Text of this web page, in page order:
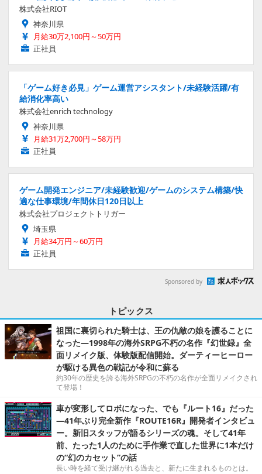
株式会社RIOT
神奈川県
月給30万2,100円～50万円
正社員
「ゲーム好き必見」ゲーム運営アシスタント/未経験活躍/有
給消化率高い
株式会社enrich technology
神奈川県
月給31万2,700円～58万円
正社員
ゲーム開発エンジニア/未経験歓迎/ゲームのシステム構築/快
適な仕事環境/年間休日120日以上
株式会社プロジェクトトリガー
埼玉県
月給34万円～60万円
正社員
Sponsored by
トピックス
祖国に裏切られた騎士は、王の仇敵の娘を護ることに
なった―1998年の海外SRPG不朽の名作『幻世録』全
面リメイク版、体験版配信開始。ダーティーヒーロー
が駆ける異色の戦記が令和に蘇る
約30年の歴史を誇る海外SRPGの不朽の名作が全面リメイクされ
て登場！
車が変形してロボになった、でも『ルート16』だった
―41年ぶり完全新作『ROUTE16R』開発者インタビュ
ー。新旧スタッフが語るシリーズの魂。そして41年
前、たった1人のために手作業で直した世界に1本だけ
の“幻のカセット”の話
長い時を経て受け継がれる過去と、新たに生まれるものとは。